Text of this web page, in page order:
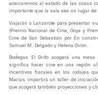
acercaremos al estado de las cosas
importante que la sala sea un lugar de
Viajarán a Lanzarote para presentar
(Premio Nacional de Cine, Goya y
Cine de San Sebastián por En
Samuel M. Delgado y Helena Girón.
Bodegas El Grifo acogerá una
significa hacer cine en una región
incentivos fiscales en los rodajes
Macías impartirá un taller de
que acogerá también proyecciones y